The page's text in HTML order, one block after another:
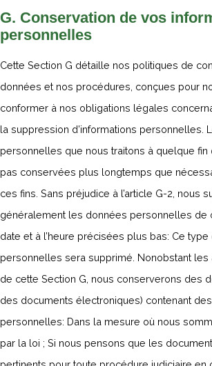
G. Conservation de vos
personnelles
Cette Section G détaille nos politiques de
données et nos procédures, conçues pour
conformer à nos obligations légales
la suppression d’informations personnelles.
personnelles que nous traitons à quelque
pas conservées plus longtemps que
ces fins. Sans préjudice à l’article G-2, nous
généralement les données personnelles de
date et à l’heure précisées plus bas: Ce
personnelles sera supprimé. Nonobstant les
de cette Section G, nous conserverons des
des documents électroniques) contenant
personnelles: Dans la mesure où nous
par la loi ; Si nous pensons que les